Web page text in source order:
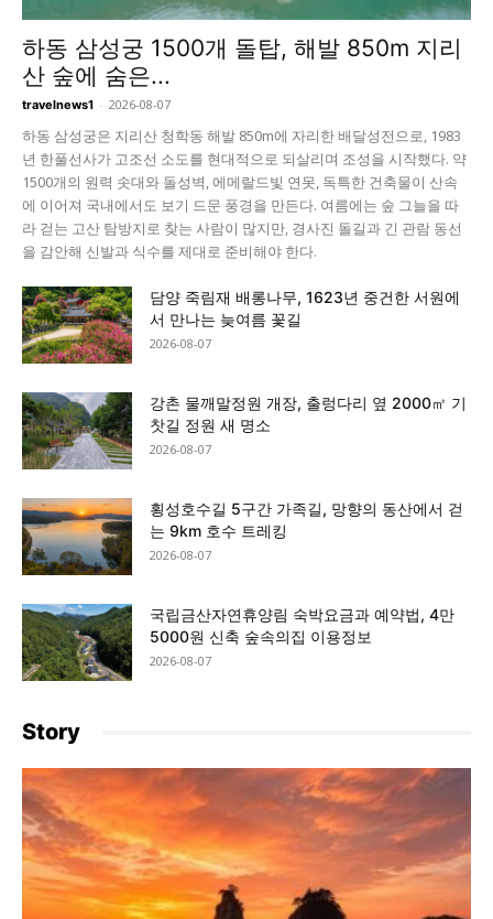
하동 삼성궁 1500개 돌탑, 해발 850m 지리
산 숲에 숨은...
travelnews1 - 2026-08-07
하동 삼성궁은 지리산 청학동 해발 850m에 자리한 배달성전으로, 1983
년 한풀선사가 고조선 소도를 현대적으로 되살리며 조성을 시작했다. 약
1500개의 원력 솟대와 돌성벽, 에메랄드빛 연못, 독특한 건축물이 산속
에 이어져 국내에서도 보기 드문 풍경을 만든다. 여름에는 숲 그늘을 따
라 걷는 고산 탐방지로 찾는 사람이 많지만, 경사진 돌길과 긴 관람 동선
을 감안해 신발과 식수를 제대로 준비해야 한다.
담양 죽림재 배롱나무, 1623년 중건한 서원에
서 만나는 늦여름 꽃길
2026-08-07
강촌 물깨말정원 개장, 출렁다리 옆 2000㎡ 기
찻길 정원 새 명소
2026-08-07
횡성호수길 5구간 가족길, 망향의 동산에서 걷
는 9km 호수 트레킹
2026-08-07
국립금산자연휴양림 숙박요금과 예약법, 4만
5000원 신축 숲속의집 이용정보
2026-08-07
Story